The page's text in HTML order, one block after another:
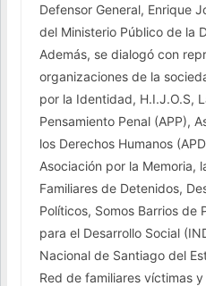
Defensor General, Enrique
del Ministerio Público de la
Además, se dialogó con
organizaciones de la
por la Identidad, H.I.J.O.S,
Pensamiento Penal (APP),
los Derechos Humanos
Asociación por la Memoria,
Familiares de Detenidos,
Políticos, Somos Barrios de
para el Desarrollo Social
Nacional de Santiago del
Red de familiares víctimas